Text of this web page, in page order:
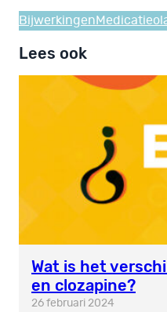
Bijwerkingen Medicatie
Lees ook
Wat is het
en clozapine?
26 februari 2024